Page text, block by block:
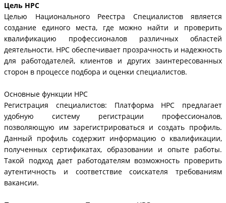
Цель НРС
Целью Национального Реестра Специалистов является
создание единого места, где можно найти и проверить
квалификацию профессионалов различных областей
деятельности. НРС обеспечивает прозрачность и надежность
для работодателей, клиентов и других заинтересованных
сторон в процессе подбора и оценки специалистов.
Основные функции НРС
Регистрация специалистов: Платформа НРС предлагает
удобную систему регистрации профессионалов,
позволяющую им зарегистрироваться и создать профиль.
Данный профиль содержит информацию о квалификации,
полученных сертификатах, образовании и опыте работы.
Такой подход дает работодателям возможность проверить
аутентичность и соответствие соискателя требованиям
вакансии.